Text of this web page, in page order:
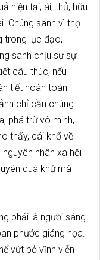
hiện tại; ái, thủ, hữu
Chúng sanh vì thọ
trong lục đạo,
sanh chịu sự sự
câu thúc, nếu
tiết hoàn toàn
chỉ cần chúng
phá trừ vô minh,
thấy, cái khổ về
nhân xã hội
quá khứ mà
phải là người sáng
phước giáng họa.
vứt bỏ vĩnh viễn